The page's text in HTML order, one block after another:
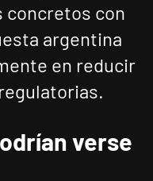
concretos con
argentina
en reducir
verse